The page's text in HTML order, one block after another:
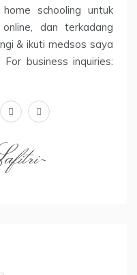
schooling untuk
dan terkadang
& ikuti medsos saya
business inquiries:
instagram
youtube